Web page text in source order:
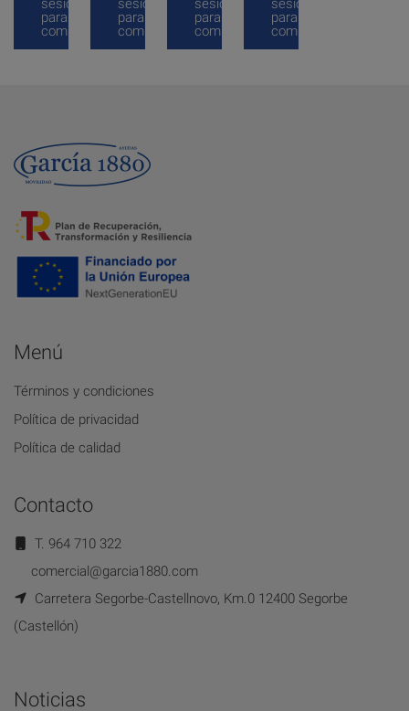
para
comprar
para
comprar
para
comprar
para
comprar
Menú
Términos y condiciones
Política de privacidad
Política de calidad
Contacto
T. 964 710 322
comercial@garcia1880.com
Carretera Segorbe-Castellnovo, Km.0 12400 Segorbe
(Castellón)
Noticias